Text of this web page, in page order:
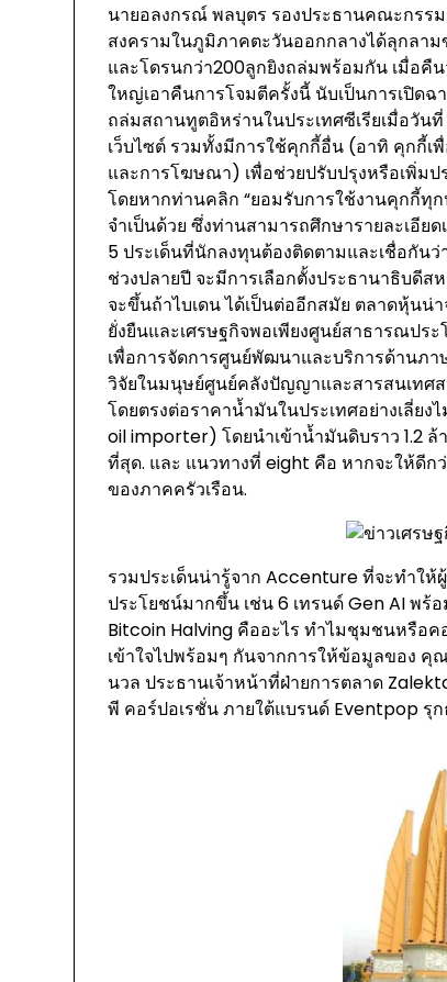
นายอลงกรณ์ พลบุตร รองประธานคณะกรร
สงครามในภูมิภาคตะวันออกกลางได้ลุกลาม
และโดรนกว่า200ลูกยิงถล่มพร้อมกัน เมื่อคื
ใหญ่เอาคืนการโจมตีครั้งนี้ นับเป็นการเปิดฉ
ถล่มสถานทูตอิหร่านในประเทศซีเรียเมื่อวัน
เว็บไซต์ รวมทั้งมีการใช้คุกกี้อื่น (อาทิ คุกกี้เ
และการโฆษณา) เพื่อช่วยปรับปรุงหรือเพิ่ม
โดยหากท่านคลิก “ยอมรับการใช้งานคุกกี้ทุ
จำเป็นด้วย ซึ่งท่านสามารถศึกษารายละเอีย
5 ประเด็นที่นักลงทุนต้องติดตามและเชื่อกัน
ช่วงปลายปี จะมีการเลือกตั้งประธานาธิบดี
จะขึ้นถ้าไบเดน ได้เป็นต่ออีกสมัย ตลาดหุ้น
ยั่งยืนและเศรษฐกิจพอเพียงศูนย์สาธารณป
เพื่อการจัดการศูนย์พัฒนาและบริการด้านภ
วิจัยในมนุษย์ศูนย์คลังปัญญาและสารสนเทศ
โดยตรงต่อราคาน้ำมันในประเทศอย่างเลี่ยง
oil importer) โดยนำเข้าน้ำมันดิบราว 1.2
ที่สุด. และ แนวทางที่ eight คือ หากจะให้ดีก
ของภาคครัวเรือน.
รวมประเด็นน่ารู้จาก Accenture ที่จะทำให้
ประโยชน์มากขึ้น เช่น 6 เทรนด์ Gen AI พร้
Bitcoin Halving คืออะไร ทำไมชุมชนหรือ
เข้าใจไปพร้อมๆ กันจากการให้ข้อมูลของ
นวล ประธานเจ้าหน้าที่ฝ่ายการตลาด
พี คอร์ปอเรชั่น ภายใต้แบรนด์ Eventpop รุ